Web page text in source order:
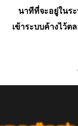
นาทีที่จะอยู่ในร
เข้าระบบค้างไว้ต